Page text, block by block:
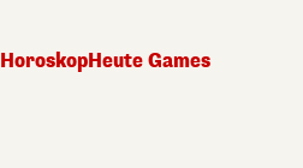
HoroskopHeute Games